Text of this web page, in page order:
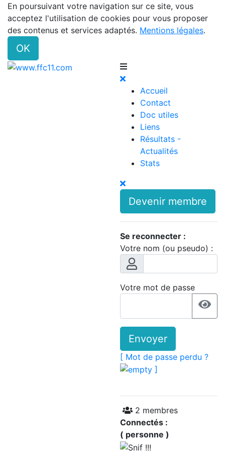
En poursuivant votre navigation sur ce site, vous
acceptez l'utilisation de cookies pour vous proposer
des contenus et services adaptés. Mentions légales.
OK
Accueil
Contact
Doc utiles
Liens
Résultats -
Actualités
Stats
Devenir membre
Se reconnecter :
Votre nom (ou pseudo) :
Votre mot de passe
Envoyer
[ Mot de passe perdu ?
]
2 membres
Connectés :
( personne )